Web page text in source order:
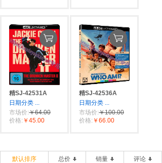
精SJ-42531A
日期分类 ...
市场价:￥64.00
价格: ￥45.00
精SJ-42536A
日期分类 ...
市场价:￥100.00
价格: ￥66.00
默认排序 总价 销量 评论